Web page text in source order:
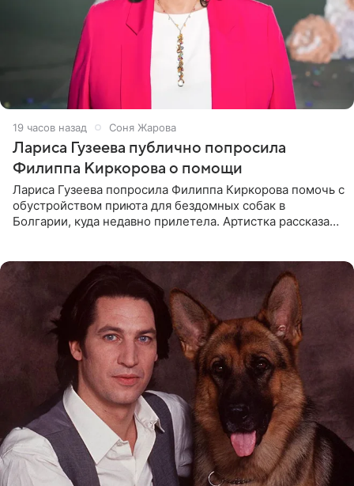
19 часов назад Соня Жарова
Лариса Гузеева публично попросила
Филиппа Киркорова о помощи
Лариса Гузеева попросила Филиппа Киркорова помочь с
обустройством приюта для бездомных собак в
Болгарии, куда недавно прилетела. Артистка рассказала